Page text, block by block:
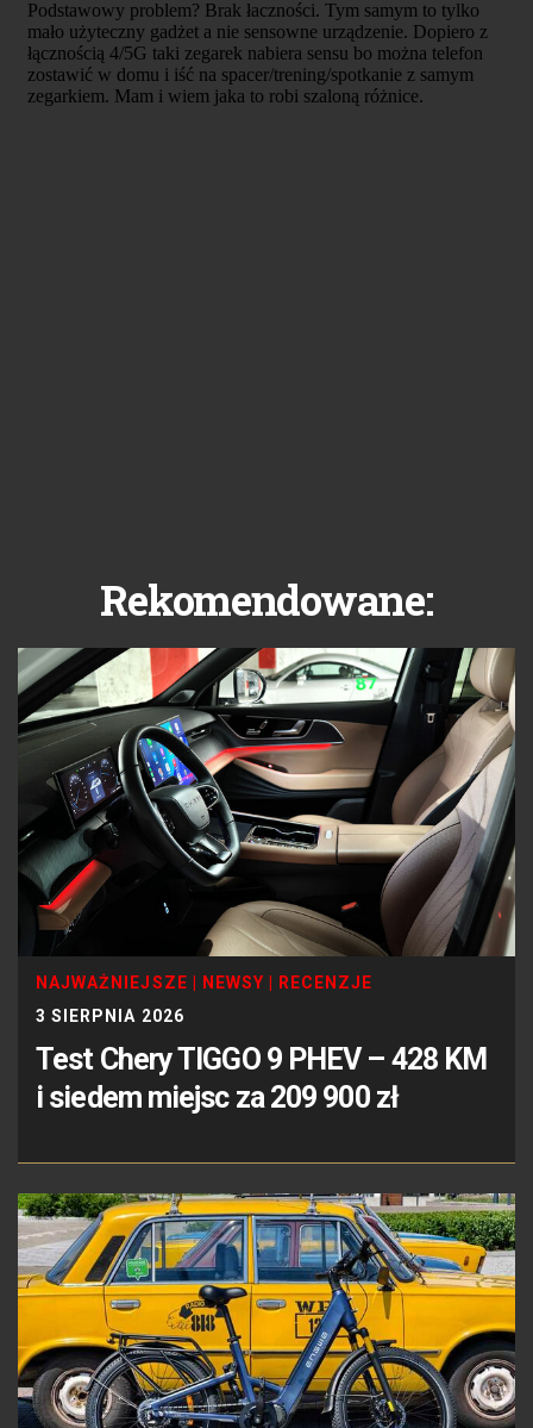
Rekomendowane:
NAJWAŻNIEJSZE NEWSY
RECENZJE
3 SIERPNIA 2026
Test Chery TIGGO 9 PHEV – 428 KM
i siedem miejsc za 209 900 zł